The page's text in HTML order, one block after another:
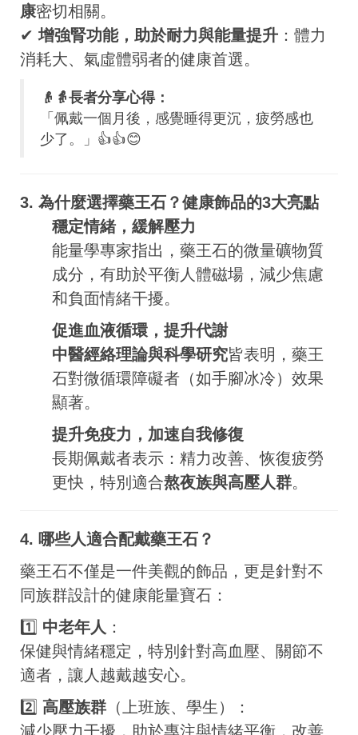
康密切相關。
✔增強腎功能，助於耐力與能量提升 ：體力
消耗大、氣虛體弱者的健康首選。
👴👵長者分享心得：
「佩戴一個月後，感覺睡得更沉，疲勞感也
少了。」👍👍😊
3. 為什麼選擇藥王石？健康飾品的3大亮點
穩定情緒，緩解壓力
能量學專家指出，藥王石的微量礦物質
成分，有助於平衡人體磁場，減少焦慮
和負面情緒干擾。
促進血液循環，提升代謝
中醫經絡理論與科學研究皆表明，藥王
石對微循環障礙者（如手腳冰冷）效果
顯著。
提升免疫力，加速自我修復
長期佩戴者表示：精力改善、恢復疲勞
更快，特別適合熬夜族與高壓人群。
4. 哪些人適合配戴藥王石？
藥王石不僅是一件美觀的飾品，更是針對不
同族群設計的健康能量寶石：
1️⃣ 中老年人 ：
保健與情緒穩定，特別針對高血壓、關節不
適者，讓人越戴越安心。
2️⃣ 高壓族群 （上班族、學生）：
減少壓力干擾，助於專注與情緒平衡，改善